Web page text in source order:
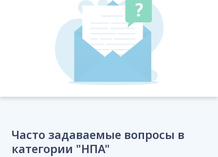
Часто задаваемые вопросы в
категории "НПА"